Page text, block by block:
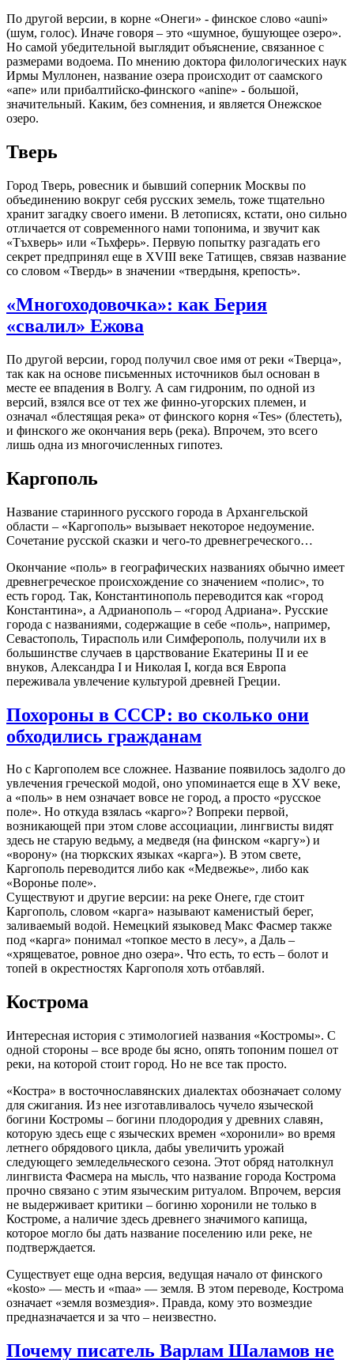
По другой версии, в корне «Онеги» - финское слово «auni»
(шум, голос). Иначе говоря – это «шумное, бушующее озеро».
Но самой убедительной выглядит объяснение, связанное с
размерами водоема. По мнению доктора филологических наук
Ирмы Муллонен, название озера происходит от саамского
«апе» или прибалтийско-финского «anine» - большой,
значительный. Каким, без сомнения, и является Онежское
озеро.
Тверь
Город Тверь, ровесник и бывший соперник Москвы по
объединению вокруг себя русских земель, тоже тщательно
хранит загадку своего имени. В летописях, кстати, оно сильно
отличается от современного нами топонима, и звучит как
«Тъхверь» или «Тьхферь». Первую попытку разгадать его
секрет предпринял еще в XVIII веке Татищев, связав название
со словом «Твердь» в значении «твердыня, крепость».
«Многоходовочка»: как Берия
«свалил» Ежова
По другой версии, город получил свое имя от реки «Тверца»,
так как на основе письменных источников был основан в
месте ее впадения в Волгу. А сам гидроним, по одной из
версий, взялся все от тех же финно-угорских племен, и
означал «блестящая река» от финского корня «Tes» (блестеть),
и финского же окончания верь (река). Впрочем, это всего
лишь одна из многочисленных гипотез.
Каргополь
Название старинного русского города в Архангельской
области – «Каргополь» вызывает некоторое недоумение.
Сочетание русской сказки и чего-то древнегреческого…
Окончание «поль» в географических названиях обычно имеет
древнегреческое происхождение со значением «полис», то
есть город. Так, Константинополь переводится как «город
Константина», а Адрианополь – «город Адриана». Русские
города с названиями, содержащие в себе «поль», например,
Севастополь, Тирасполь или Симферополь, получили их в
большинстве случаев в царствование Екатерины II и ее
внуков, Александра I и Николая I, когда вся Европа
переживала увлечение культурой древней Греции.
Похороны в СССР: во сколько они
обходились гражданам
Но с Каргополем все сложнее. Название появилось задолго до
увлечения греческой модой, оно упоминается еще в XV веке,
а «поль» в нем означает вовсе не город, а просто «русское
поле». Но откуда взялась «карго»? Вопреки первой,
возникающей при этом слове ассоциации, лингвисты видят
здесь не старую ведьму, а медведя (на финском «каргу») и
«ворону» (на тюркских языках «карга»). В этом свете,
Каргополь переводится либо как «Медвежье», либо как
«Воронье поле».
Существуют и другие версии: на реке Онеге, где стоит
Каргополь, словом «карга» называют каменистый берег,
заливаемый водой. Немецкий языковед Макс Фасмер также
под «карга» понимал «топкое место в лесу», а Даль –
«хрящеватое, ровное дно озера». Что есть, то есть – болот и
топей в окрестностях Каргополя хоть отбавляй.
Кострома
Интересная история с этимологией названия «Костромы». С
одной стороны – все вроде бы ясно, опять топоним пошел от
реки, на которой стоит город. Но не все так просто.
«Костра» в восточнославянских диалектах обозначает солому
для сжигания. Из нее изготавливалось чучело языческой
богини Костромы – богини плодородия у древних славян,
которую здесь еще с языческих времен «хоронили» во время
летнего обрядового цикла, дабы увеличить урожай
следующего земледельческого сезона. Этот обряд натолкнул
лингвиста Фасмера на мысль, что название города Кострома
прочно связано с этим языческим ритуалом. Впрочем, версия
не выдерживает критики – богиню хоронили не только в
Костроме, а наличие здесь древнего значимого капища,
которое могло бы дать название поселению или реке, не
подтверждается.
Существует еще одна версия, ведущая начало от финского
«kosto» — месть и «maa» — земля. В этом переводе, Кострома
означает «земля возмездия». Правда, кому это возмездие
предназначается и за что – неизвестно.
Почему писатель Варлам Шаламов не